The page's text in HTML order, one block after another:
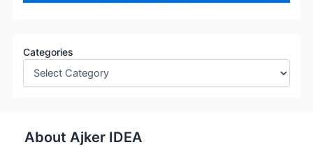
Categories
About Ajker IDEA